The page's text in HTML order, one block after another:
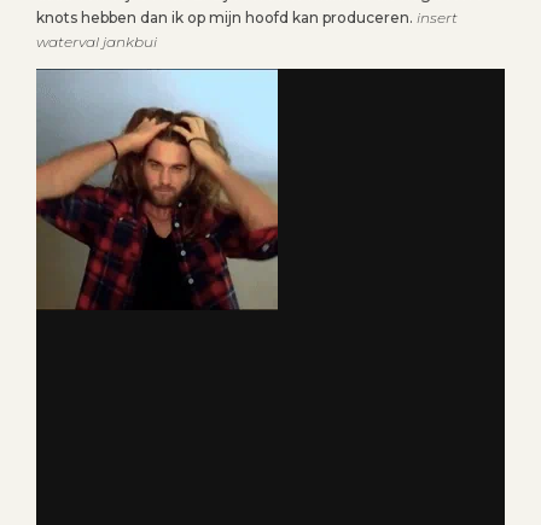
knots hebben dan ik op mijn hoofd kan produceren. insert
waterval jankbui